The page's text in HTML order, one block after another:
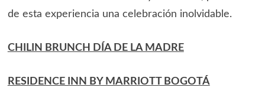
de esta experiencia una celebración inolvidable.
CHILIN BRUNCH DÍA DE LA MADRE
RESIDENCE INN BY MARRIOTT BOGOTÁ